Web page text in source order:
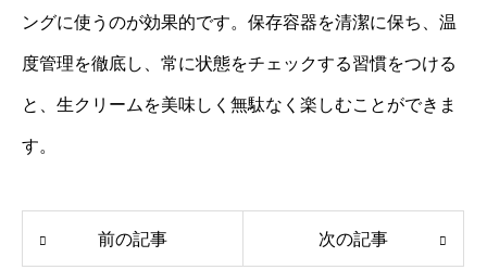
ングに使うのが効果的です。保存容器を清潔に保ち、温
度管理を徹底し、常に状態をチェックする習慣をつける
と、生クリームを美味しく無駄なく楽しむことができま
す。
前の記事 次の記事